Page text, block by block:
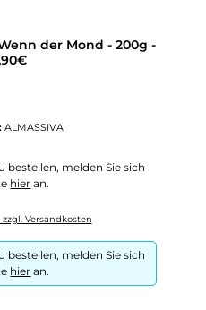
der Mond - 200g -
ALMASSIVA
bestellen, melden Sie sich
hier an.
zzgl. Versandkosten
bestellen, melden Sie sich
hier an.